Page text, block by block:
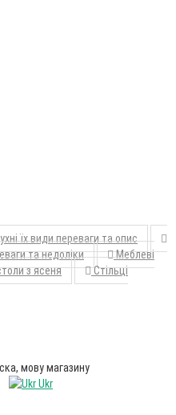
їх види переваги та опис
та недоліки
Меблеві
з ясеня
Стільці
мову магазину
Ukr